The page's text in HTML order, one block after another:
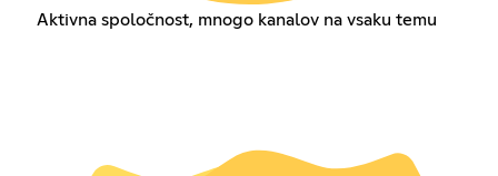
Aktivna spoločnost, mnogo kanalov na vsaku temu